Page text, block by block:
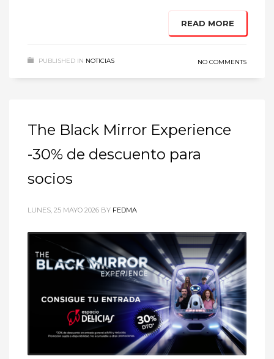
READ MORE
PUBLISHED IN NOTICIAS NO COMMENTS
The Black Mirror Experience
-30% de descuento para
socios
LUNES, 25 MAYO 2026 BY FEDMA